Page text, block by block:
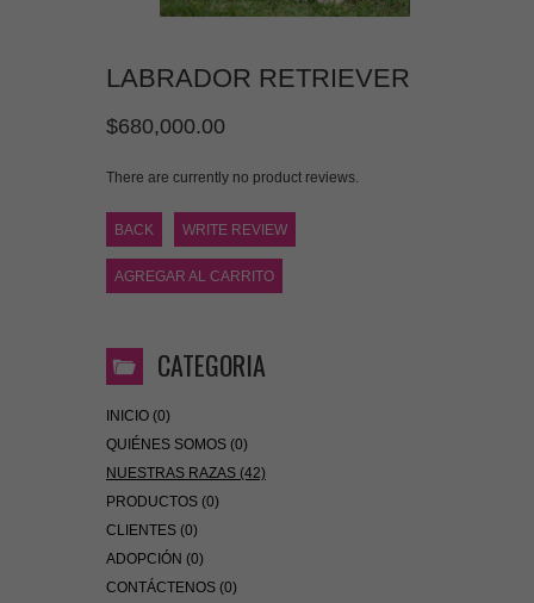
LABRADOR RETRIEVER
$680,000.00
There are currently no product reviews.
BACK WRITE REVIEW
AGREGAR AL CARRITO
CATEGORIA
INICIO (0)
QUIÉNES SOMOS (0)
NUESTRAS RAZAS (42)
PRODUCTOS (0)
CLIENTES (0)
ADOPCIÓN (0)
CONTÁCTENOS (0)